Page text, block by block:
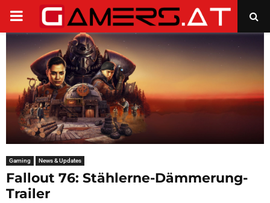
PRIMARY
MENU
Gaming News & Updates
Fallout 76: Stählerne-Dämmerung-
Trailer